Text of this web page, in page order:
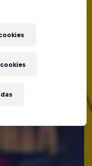
Historia: